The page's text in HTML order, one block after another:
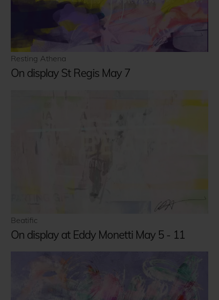
Resting Athena
On display St Regis May 7
Beatific
On display at Eddy Monetti May 5 - 11